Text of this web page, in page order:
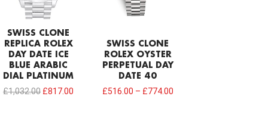
SWISS CLONE
REPLICA ROLEX
DAY DATE ICE
BLUE ARABIC
DIAL PLATINUM
£1,032.00 £817.00
SWISS CLONE
ROLEX OYSTER
PERPETUAL DAY
DATE 40
£516.00 – £774.00